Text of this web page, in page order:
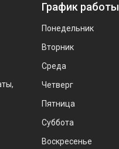
График работы
Понедельник
Вторник
Среда
Четверг
Пятница
Суббота
Воскресенье